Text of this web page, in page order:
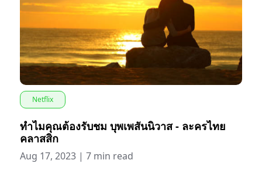
Netflix
ทำไมคุณต้องรับชม บุพเพสันนิวาส - ละครไทย
คลาสสิก
Aug 17, 2023 | 7 min read